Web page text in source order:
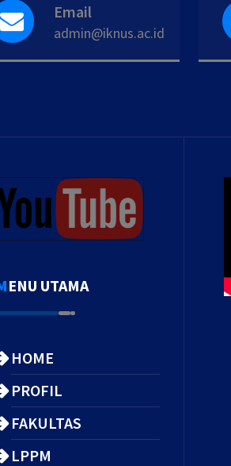
Email
admin@iknus.ac.id
MENU UTAMA
HOME
PROFIL
FAKULTAS
LPPM